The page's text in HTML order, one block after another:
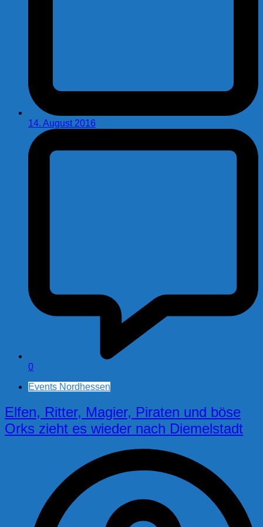
14. August 2016
0
Events Nordhessen
Elfen, Ritter, Magier, Piraten und böse
Orks zieht es wieder nach Diemelstadt